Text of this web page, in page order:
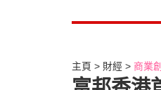
主頁 財經 商業